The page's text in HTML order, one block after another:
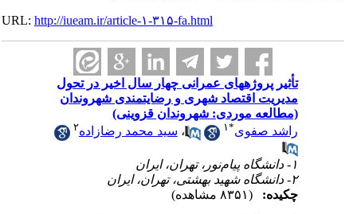
URL:http://iueam.ir/article-۱-۳۱۵-fa.html
تأثیر پروژه‎های عمرانی چهار سال اخیر در تحول
مدیریت اقتصاد شهری و رضایتمندی شهروندان
(مطالعه موردی: شهروندان قزوینی)
راشد صفوی* ۱ ،سید محمد رضازاده۲
چکیده: